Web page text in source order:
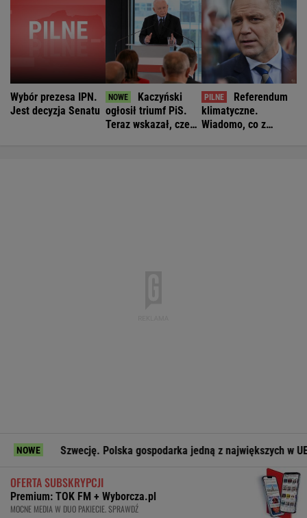
Wybór prezesa IPN.
Jest decyzja Senatu
Kaczyński
ogłosił triumf PiS.
Teraz wskazał, czego
Referendum
klimatyczne.
Wiadomo, co z
NOWE
Szwecję. Polska gospodarka jedną z największych w UE
OFERTA SUBSKRYPCJI
Premium: TOK FM + Wyborcza.pl
MOCNE MEDIA W DUO PAKIECIE. SPRAWDŹ